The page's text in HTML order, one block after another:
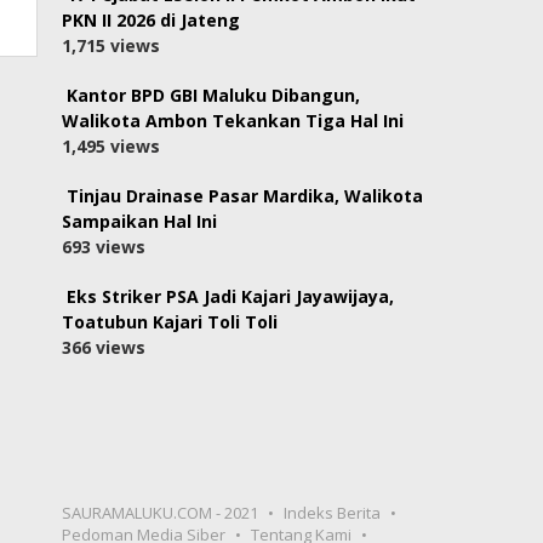
PKN II 2026 di Jateng
1,715 views
Kantor BPD GBI Maluku Dibangun,
Walikota Ambon Tekankan Tiga Hal Ini
1,495 views
Tinjau Drainase Pasar Mardika, Walikota
Sampaikan Hal Ini
693 views
Eks Striker PSA Jadi Kajari Jayawijaya,
Toatubun Kajari Toli Toli
366 views
SAURAMALUKU.COM - 2021
Indeks Berita
Pedoman Media Siber
Tentang Kami